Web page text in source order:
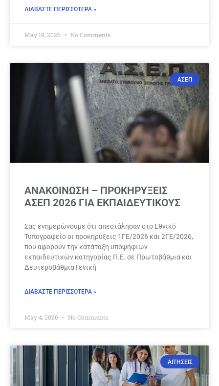
ΔΙΑΒΆΣΤΕ ΠΕΡΙΣΣΌΤΕΡΑ »
May 19, 2026 No Comments
ΑΣΕΠ
ΑΝΑΚΟΙΝΩΣΗ – ΠΡΟΚΗΡΥΞΕΙΣ
ΑΣΕΠ 2026 ΓΙΑ ΕΚΠΑΙΔΕΥΤΙΚΟΥΣ
Σας ενημερώνουμε ότι απεστάλησαν στο Εθνικό
Τυπογραφείο οι προκηρύξεις 1ΓΕ/2026 και 2ΓΕ/2026,
που αφορούν την κατάταξη υποψήφιων
εκπαιδευτικών κατηγορίας Π.Ε. σε Πρωτοβάθμια και
Δευτεροβάθμια Γενική
ΔΙΑΒΆΣΤΕ ΠΕΡΙΣΣΌΤΕΡΑ »
May 4, 2026 No Comments
ΑΙΤΗΣΕΙΣ